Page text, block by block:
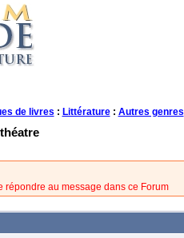
de livres : Littérature: Autres genres
répondre au message dans ce Forum